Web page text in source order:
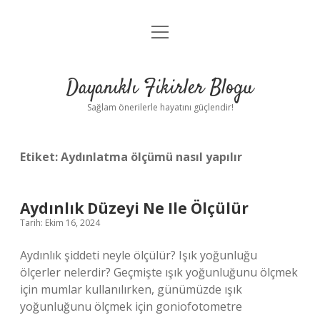
Anasayfa
Yasal Uyarı
menüyü
Dayanıklı Fikirler Blogu
Sağlam önerilerle hayatını güçlendir!
Etiket:Aydınlatma ölçümü nasıl yapılır
Aydınlık Düzeyi Ne Ile Ölçülür
Tarih: Ekim 16, 2024
Aydınlık şiddeti neyle ölçülür? Işık yoğunluğu
ölçerler nelerdir? Geçmişte ışık yoğunluğunu ölçmek
için mumlar kullanılırken, günümüzde ışık
yoğunluğunu ölçmek için goniofotometre